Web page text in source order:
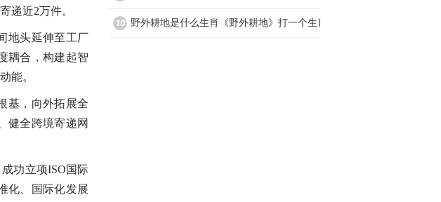
递近2万件。
地头延伸至工厂
耦合，构建起智
能。
基，向外拓展全
健全跨境寄递网
功立项ISO国际
化、国际化发展
野外耕地是什么生肖《野外耕地》打一个生肖动